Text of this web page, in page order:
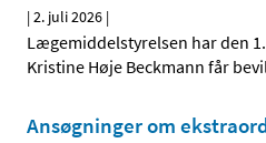
|2. juli 2026 |
Lægemiddelstyrelsen har den
Kristine Høje Beckmann får
Ansøgninger om